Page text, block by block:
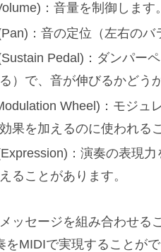
：音量を制御します。
：音の定位（左右のバ
Pedal)：ダンパー
）で、音が伸びるかどう
Wheel)：モジュ
果を加えるのに使われる
：演奏の表現
ることがあります。
ッセージを組み合わせる
をMIDIで実現することがで